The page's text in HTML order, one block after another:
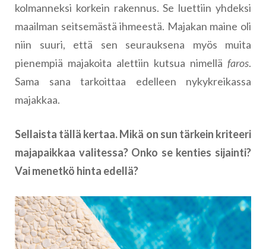
kolmanneksi korkein rakennus. Se luettiin yhdeksi
maailman seitsemästä ihmeestä. Majakan maine oli
niin suuri, että sen seurauksena myös muita
pienempiä majakoita alettiin kutsua nimellä faros.
Sama sana tarkoittaa edelleen nykykreikassa
majakkaa.
Sellaista tällä kertaa. Mikä on sun tärkein kriteeri
majapaikkaa valitessa? Onko se kenties sijainti?
Vai menetkö hinta edellä?